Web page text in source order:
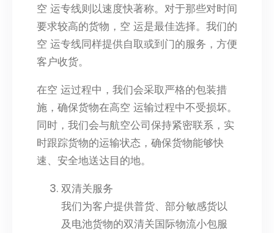
空 运专线则以速度快著称。对于那些对时间
要求较高的货物，空 运是最佳选择。我们的
空 运专线同样提供自取或到门的服务，方便
客户收货。
在空 运过程中，我们会采取严格的包装措
施，确保货物在高空 运输过程中不受损坏。
同时，我们会与航空公司保持紧密联系，实
时跟踪货物的运输状态，确保货物能够快
速、安全地送达目的地。
双清关服务
我们为客户提供普货、部分敏感货以
及电池货物的双清关国际物流小包服